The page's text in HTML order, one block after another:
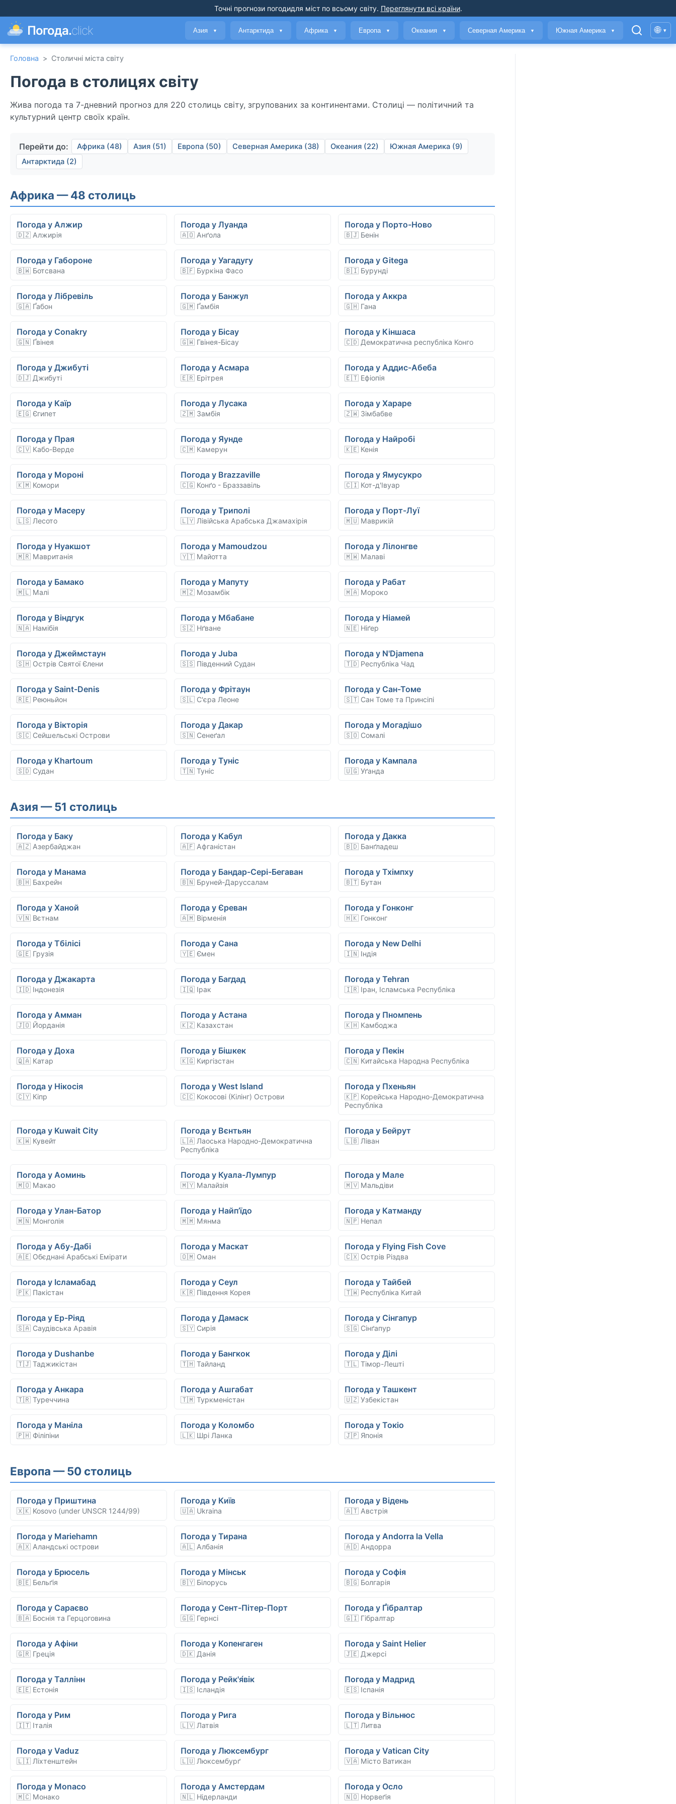
Точні прогнози погодидля міст по всьому світу. Переглянути всі країни.
Погода.click Азия ▼ Антарктида ▼ Африка ▼ Европа ▼ Океания ▼ Северная Америка ▼ Южная Америка ▼ 🌐 ▾
Головна > Столичні міста світу
Погода в столицях світу
Жива погода та 7-дневний прогноз для 220 столиць світу, згрупованих за континентами. Столиці — політичний та
культурний центр своїх країн.
Перейти до: Африка (48) Азия (51) Европа (50) Северная Америка (38) Океания (22)
Южная Америка (9)
Антарктида (2)
Африка — 48 столиць
Погода у Алжир
🇩🇿 Алжирія
Погода у Луанда
🇦🇴 Анґола
Погода у Порто-Ново
🇧🇯 Бенін
Погода у Габороне
🇧🇼 Ботсвана
Погода у Уагадугу
🇧🇫 Буркіна Фасо
Погода у Gitega
🇧🇮 Бурунді
Погода у Лібревіль
🇬🇦 Ґабон
Погода у Банжул
🇬🇲 Ґамбія
Погода у Аккра
🇬🇭 Гана
Погода у Conakry
🇬🇳 Ґвінея
Погода у Бісау
🇬🇼 Гвінея-Бісау
Погода у Кіншаса
🇨🇩 Демократична республіка Конго
Погода у Джибуті
🇩🇯 Джибуті
Погода у Асмара
🇪🇷 Ерітрея
Погода у Аддис-Абеба
🇪🇹 Ефіопія
Погода у Каїр
🇪🇬 Єгипет
Погода у Лусака
🇿🇲 Замбія
Погода у Хараре
🇿🇼 Зімбабве
Погода у Прая
🇨🇻 Кабо-Верде
Погода у Яунде
🇨🇲 Камерун
Погода у Найробі
🇰🇪 Кенія
Погода у Мороні
🇰🇲 Комори
Погода у Brazzaville
🇨🇬 Конґо - Браззавіль
Погода у Ямусукро
🇨🇮 Кот-д'Івуар
Погода у Масеру
🇱🇸 Лесото
Погода у Триполі
🇱🇾 Лівійська Арабська Джамахірія
Погода у Порт-Луї
🇲🇺 Маврикій
Погода у Нуакшот
🇲🇷 Мавританія
Погода у Mamoudzou
🇾🇹 Майотта
Погода у Лілонгве
🇲🇼 Малаві
Погода у Бамако
🇲🇱 Малі
Погода у Мапуту
🇲🇿 Мозамбік
Погода у Рабат
🇲🇦 Мороко
Погода у Віндгук
🇳🇦 Намібія
Погода у Мбабане
🇸🇿 Нґване
Погода у Ніамей
🇳🇪 Ніґер
Погода у Джеймстаун
🇸🇭 Острів Святої Єлени
Погода у Juba
🇸🇸 Південний Судан
Погода у N'Djamena
🇹🇩 Республіка Чад
Погода у Saint-Denis
🇷🇪 Реюньйон
Погода у Фрітаун
🇸🇱 С'єра Леоне
Погода у Сан-Томе
🇸🇹 Сан Томе та Принсіпі
Погода у Вікторія
🇸🇨 Сейшельські Острови
Погода у Дакар
🇸🇳 Сенеґал
Погода у Могадішо
🇸🇴 Сомалі
Погода у Khartoum
🇸🇩 Судан
Погода у Туніс
🇹🇳 Туніс
Погода у Кампала
🇺🇬 Уґанда
Азия — 51 столиць
Погода у Баку
🇦🇿 Азербайджан
Погода у Кабул
🇦🇫 Афганістан
Погода у Дакка
🇧🇩 Банґладеш
Погода у Манама
🇧🇭 Бахрейн
Погода у Бандар-Сері-Бегаван
🇧🇳 Бруней-Даруссалам
Погода у Тхімпху
🇧🇹 Бутан
Погода у Ханой
🇻🇳 Вєтнам
Погода у Єреван
🇦🇲 Вірменія
Погода у Гонконг
🇭🇰 Гонконг
Погода у Тбілісі
🇬🇪 Грузія
Погода у Сана
🇾🇪 Ємен
Погода у New Delhi
🇮🇳 Індія
Погода у Джакарта
🇮🇩 Індонезія
Погода у Багдад
🇮🇶 Ірак
Погода у Tehran
🇮🇷 Іран, Ісламська Республіка
Погода у Амман
🇯🇴 Йорданія
Погода у Астана
🇰🇿 Казахстан
Погода у Пномпень
🇰🇭 Камбоджа
Погода у Доха
🇶🇦 Катар
Погода у Бішкек
🇰🇬 Киргізстан
Погода у Пекін
🇨🇳 Китайська Народна Республіка
Погода у Нікосія
🇨🇾 Кіпр
Погода у West Island
🇨🇨 Кокосові (Кілінг) Острови
Погода у Пхеньян
🇰🇵 Корейська Народно-Демократична
Республіка
Погода у Kuwait City
🇰🇼 Кувейт
Погода у Вєнтьян
🇱🇦 Лаоська Народно-Демократична
Республіка
Погода у Бейрут
🇱🇧 Ліван
Погода у Аоминь
🇲🇴 Макао
Погода у Куала-Лумпур
🇲🇾 Малайзія
Погода у Мале
🇲🇻 Мальдіви
Погода у Улан-Батор
🇲🇳 Монголія
Погода у Найп’їдо
🇲🇲 Мянма
Погода у Катманду
🇳🇵 Непал
Погода у Абу-Дабі
🇦🇪 Обєднані Арабські Емірати
Погода у Маскат
🇴🇲 Оман
Погода у Flying Fish Cove
🇨🇽 Острів Різдва
Погода у Ісламабад
🇵🇰 Пакістан
Погода у Сеул
🇰🇷 Південня Корея
Погода у Тайбей
🇹🇼 Республіка Китай
Погода у Ер-Ріяд
🇸🇦 Саудівська Аравія
Погода у Дамаск
🇸🇾 Сирія
Погода у Сінгапур
🇸🇬 Сінґапур
Погода у Dushanbe
🇹🇯 Таджикістан
Погода у Бангкок
🇹🇭 Тайланд
Погода у Ділі
🇹🇱 Тімор-Лешті
Погода у Анкара
🇹🇷 Туреччина
Погода у Ашгабат
🇹🇲 Туркменістан
Погода у Ташкент
🇺🇿 Узбекістан
Погода у Маніла
🇵🇭 Філіпіни
Погода у Коломбо
🇱🇰 Шрі Ланка
Погода у Токіо
🇯🇵 Японія
Европа — 50 столиць
Погода у Приштина
🇽🇰 Kosovo (under UNSCR 1244/99)
Погода у Київ
🇺🇦 Ukraina
Погода у Відень
🇦🇹 Австрія
Погода у Mariehamn
🇦🇽 Аландські острови
Погода у Тирана
🇦🇱 Албанія
Погода у Andorra la Vella
🇦🇩 Андорра
Погода у Брюсель
🇧🇪 Бельґія
Погода у Мінськ
🇧🇾 Білорусь
Погода у Софія
🇧🇬 Болгарія
Погода у Сараєво
🇧🇦 Боснія та Герцоговина
Погода у Сент-Пітер-Порт
🇬🇬 Гернсі
Погода у Ґібралтар
🇬🇮 Гібралтар
Погода у Афіни
🇬🇷 Греція
Погода у Копенгаген
🇩🇰 Данія
Погода у Saint Helier
🇯🇪 Джерсі
Погода у Таллінн
🇪🇪 Естонія
Погода у Рейк'я́вік
🇮🇸 Ісландія
Погода у Мадрид
🇪🇸 Іспанія
Погода у Рим
🇮🇹 Італія
Погода у Рига
🇱🇻 Латвія
Погода у Вільнюс
🇱🇹 Литва
Погода у Vaduz
🇱🇮 Ліхтенштейн
Погода у Люксембург
🇱🇺 Люксембурґ
Погода у Vatican City
🇻🇦 Місто Ватикан
Погода у Monaco
🇲🇨 Монако
Погода у Амстердам
🇳🇱 Нідерланди
Погода у Осло
🇳🇴 Норвеґія